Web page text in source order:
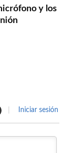
y los
Iniciar sesión